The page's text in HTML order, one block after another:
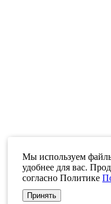
Мы используем
удобнее для вас.
согласно Политике
Принять